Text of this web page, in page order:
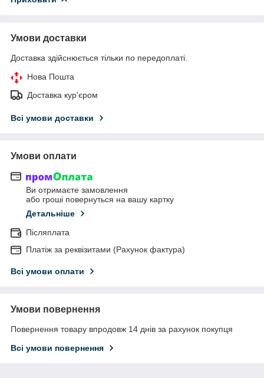
Умови доставки
Доставка здійснюється тільки по передоплаті.
Нова Пошта
Доставка кур'єром
Всі умови доставки
Умови оплати
Ви отримаєте замовлення
або гроші повернуться на вашу картку
Детальніше
Післяплата
Платіж за реквізитами (Рахунок фактура)
Всі умови оплати
Умови повернення
Повернення товару впродовж 14 днів за рахунок покупця
Всі умови повернення